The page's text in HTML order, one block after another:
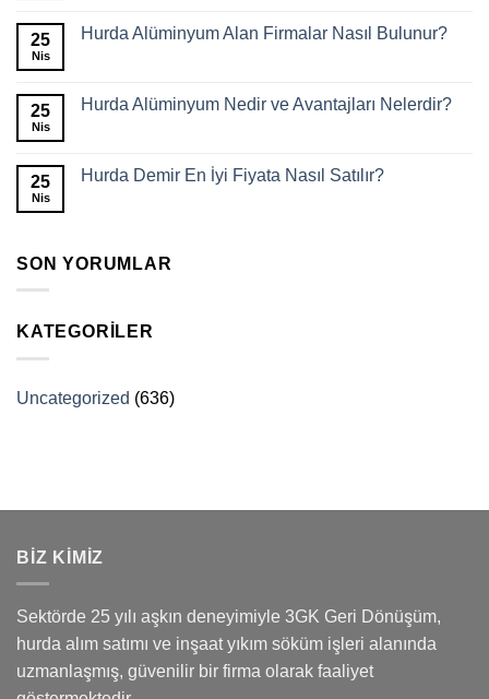
25
Nis
Hurda Alüminyum Alan Firmalar Nasıl Bulunur?
25
Nis
Hurda Alüminyum Nedir ve Avantajları Nelerdir?
25
Nis
Hurda Demir En İyi Fiyata Nasıl Satılır?
SON YORUMLAR
KATEGORILER
Uncategorized (636)
BİZ KİMİZ
Sektörde 25 yılı aşkın deneyimiyle 3GK Geri Dönüşüm,
hurda alım satımı ve inşaat yıkım söküm işleri alanında
uzmanlaşmış, güvenilir bir firma olarak faaliyet